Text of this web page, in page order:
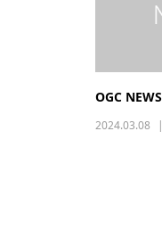
OGC
2024.03.08